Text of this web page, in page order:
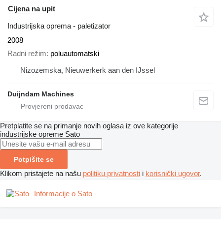
Cijena na upit
Industrijska oprema - paletizator
2008
Radni režim poluautomatski
Nizozemska, Nieuwerkerk aan den IJssel
Duijndam Machines
Pretplatite se na primanje novih oglasa iz ove kategorije
industrijske opreme Sato
Potpišite se
Klikom pristajete na našu politiku privatnosti i korisnički ugovor.
Informacije o Sato